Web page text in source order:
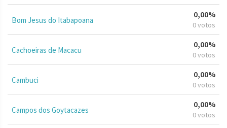
Bom Jesus do Itabapoana
0,00%
0 votos
Cachoeiras de Macacu
0,00%
0 votos
Cambuci
0,00%
0 votos
Campos dos Goytacazes
0,00%
0 votos